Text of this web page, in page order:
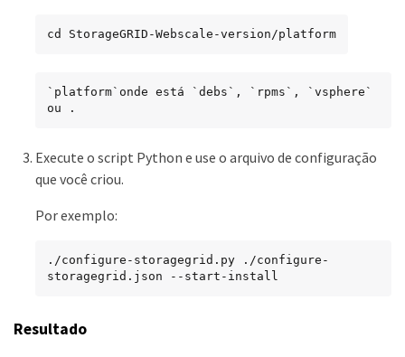
cd StorageGRID-Webscale-version/platform
`platform`onde está `debs`, `rpms`, `vsphere`
ou .
Execute o script Python e use o arquivo de configuração
que você criou.
Por exemplo:
./configure-storagegrid.py ./configure-
storagegrid.json --start-install
Resultado